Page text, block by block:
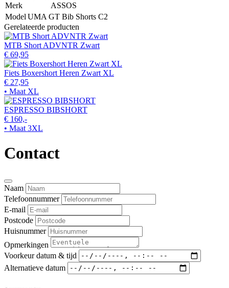
Merk
ASSOS
Model UMA GT Bib Shorts C2
Gerelateerde producten
MTB Short ADVNTR Zwart
€ 69,95
Fiets Boxershort Heren Zwart XL
€ 27,95
• Maat XL
ESPRESSO BIBSHORT
€ 160,-
• Maat 3XL
Contact
Naam
Telefoonnummer
E-mail
Postcode
Huisnummer
Opmerkingen
Voorkeur datum & tijd
Alternatieve datum